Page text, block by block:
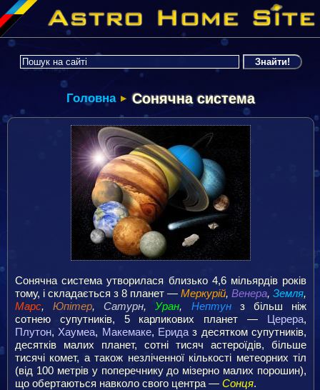
Головна ▶ Сонячна система
Сонячна система утворилася близько 4,6 мільярдів років
тому, і складається з 8 планет — Меркурій, Венера, Земля,
Марс,Юпітер,Сатурн,Уран, Нептун
з більш ніж
сотнею супутників, 5 карликових планет — Церера,
Плутон, Хаумеа, Макемаке, Ерида з десятком супутників,
десятків малих планет, сотні тисяч астероїдів, більше
тисячі комет, а також незліченної кількості метеорних тіл
(від 100 метрів у поперечнику до мізерно малих порошин),
що обертаються навколо свого центра — Сонця.